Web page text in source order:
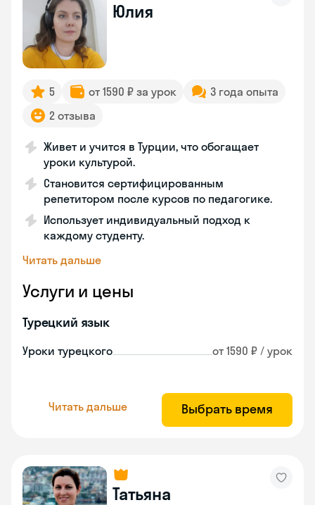
Юлия
5 от 1590 ₽ за урок
3 года опыта
2 отзыва
Живет и учится в Турции, что обогащает
уроки культурой.
Становится сертифицированным
репетитором после курсов по педагогике.
Использует индивидуальный подход к
каждому студенту.
Читать дальше
Услуги и цены
Турецкий язык
Уроки турецкого от 1590 ₽ / урок
Читать дальше Выбрать время
Татьяна